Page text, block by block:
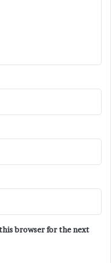
browser for the next